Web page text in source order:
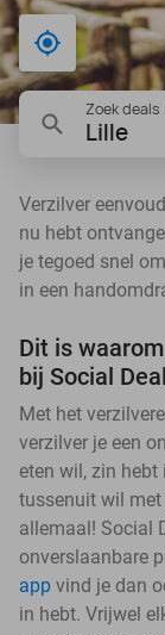
Bij mij in
Zoek
Lille
Verzilver
nu hebt
je tegoed snel
in een
Dit is
bij Social Deal
Met het
verzilver je een
eten wil, zin
tussenuit wil met
allemaal! Social
onverslaanbare
app vind je dan
in hebt. Vrijwel